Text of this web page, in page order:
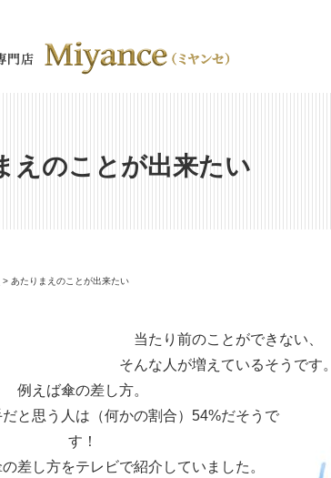
えのことが出来たい
> あたりまえのことが出来たい
当たり前のことができない、
そんな人が増えているそうです。
例えば傘の差し方。
と思う人は（何かの割合）54%だそうで
す！
差し方をテレビで紹介していました。